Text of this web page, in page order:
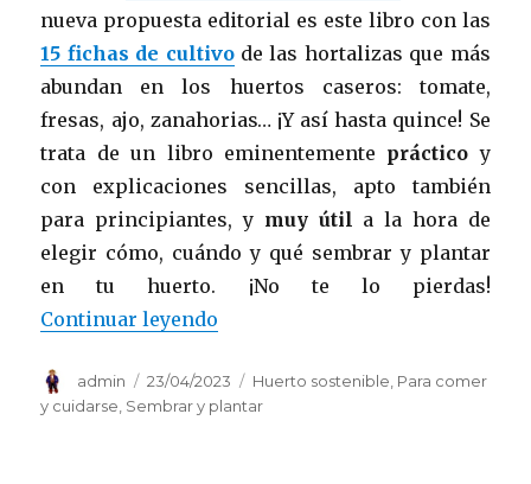
nueva propuesta editorial es este libro con las
15 fichas de cultivode las hortalizas que más
abundan en los huertos caseros: tomate,
fresas, ajo, zanahorias… ¡Y así hasta quince! Se
trata de un libro eminentemente práctico y
con explicaciones sencillas, apto también
para principiantes, y muy útil a la hora de
elegir cómo, cuándo y qué sembrar y plantar
en tu huerto. ¡No te lo pierdas!
Continuar leyendo
Autor
admin
Publicado
el
23/04/2023 Categorías
Huerto sostenible Para comer
y cuidarse Sembrar y plantar